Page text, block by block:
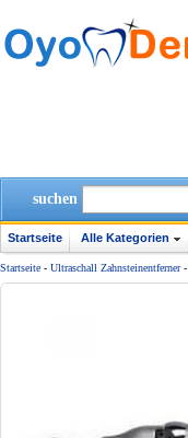
suchen
Startseite Alle Kategorien
Startseite - Ultraschall Zahnsteinentferner-